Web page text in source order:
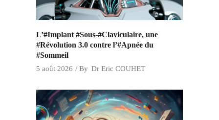
L’#Implant #Sous-#Claviculaire, une
#Révolution 3.0 contre l’#Apnée du
#Sommeil
5 août 2026 By Dr Eric COUHET